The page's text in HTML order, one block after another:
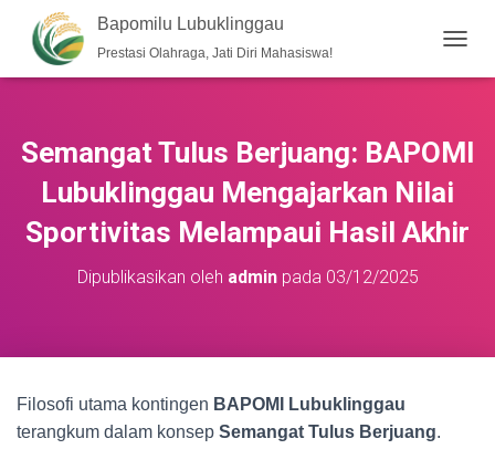
Bapomilu Lubuklinggau
Prestasi Olahraga, Jati Diri Mahasiswa!
O
L
E
V
I
Semangat Tulus Berjuang: BAPOMI
Lubuklinggau Mengajarkan Nilai
Sportivitas Melampaui Hasil Akhir
Dipublikasikan oleh adminpada 03/12/2025
Filosofi utama kontingen BAPOMI Lubuklinggau
terangkum dalam konsep Semangat Tulus Berjuang.